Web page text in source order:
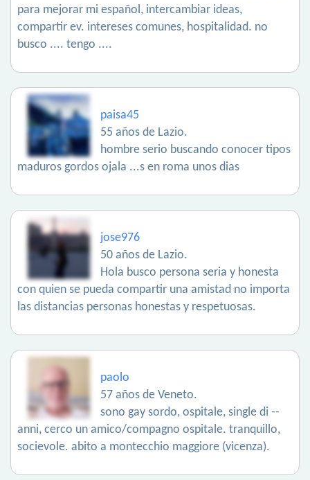
para mejorar mi español, intercambiar ideas,
compartir ev. intereses comunes, hospitalidad. no
busco .... tengo ....
paisa45
55 años de Lazio.
hombre serio buscando conocer tipos
maduros gordos ojala ...s en roma unos dias
jose976
50 años de Lazio.
Hola busco persona seria y honesta
con quien se pueda compartir una amistad no importa
las distancias personas honestas y respetuosas.
paolo
57 años de Veneto.
sono gay sordo, ospitale, single di --
anni, cerco un amico/compagno ospitale. tranquillo,
socievole. abito a montecchio maggiore (vicenza).